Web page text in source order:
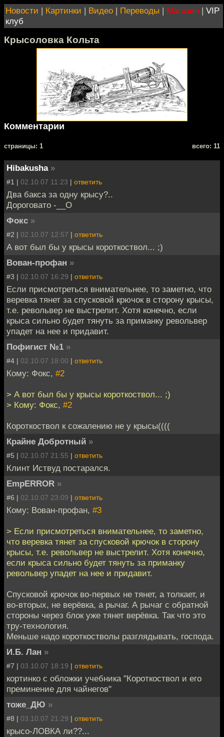
Новости | Картинки | Видео | Переводы | Магазин | VIP
клуб
Крысоловка Кольта
Комментарии
cтраницы: 1 всего: 11
Hibakusha »
#1 | 02.10.07 11:23 | ответить
Два бакса за одну крысу?..
Дороговато -__О
Фокс »
#2 | 02.10.07 12:57 | ответить
А вот был бы у крысы короткоствол... ;)
Вован-профан »
#3 | 02.10.07 16:29 | ответить
Если присмотреться внимательнее, то заметно, что
веревка тянет за спусковой крючок в сторону крысы,
т.е. револьвер не выстрелит. Хотя конечно, если
крыса сильно будет тянуть за приманку револьвер
упадет на нее и придавит.
Пофигист №1 »
#4 | 02.10.07 18:00 | ответить
Кому: Фокс, #2
> А вот был бы у крысы короткоствол... ;)
> Кому: Фокс, #2
Короткоствол к сожалению не у крысы((((
Крайне Добротный »
#5 | 02.10.07 21:55 | ответить
Клинт Иствуд постарался.
EmpERROR »
#6 | 02.10.07 23:09 | ответить
Кому: Вован-профан, #3
> Если присмотреться внимательнее, то заметно,
что веревка тянет за спусковой крючок в сторону
крысы, т.е. револьвер не выстрелит. Хотя конечно,
если крыса сильно будет тянуть за приманку
револьвер упадет на нее и придавит.
Спусковой крючок во-первых не тянет, а толкает, и
во-вторых, не верёвка, а рычаг. А рычаг с обратной
стороны через блок уже тянет верёвка. Так что это
тру-технология.
Меньше надо короткостволы разглядывать, господа.
И.Б. Лан »
#7 | 03.10.07 18:19 | ответить
кортинко с обложки учебника "Короткоствол и его
преминение для чайнегов"
тоже_ДЮ »
#8 | 03.10.07 21:29 | ответить
крысо-ЛОВКА ли??...